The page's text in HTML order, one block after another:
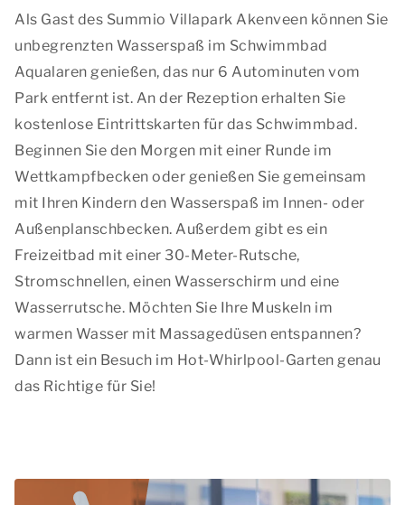
Als Gast des Summio Villapark Akenveen können Sie
unbegrenzten Wasserspaß im Schwimmbad
Aqualaren genießen, das nur 6 Autominuten vom
Park entfernt ist. An der Rezeption erhalten Sie
kostenlose Eintrittskarten für das Schwimmbad.
Beginnen Sie den Morgen mit einer Runde im
Wettkampfbecken oder genießen Sie gemeinsam
mit Ihren Kindern den Wasserspaß im Innen- oder
Außenplanschbecken. Außerdem gibt es ein
Freizeitbad mit einer 30-Meter-Rutsche,
Stromschnellen, einen Wasserschirm und eine
Wasserrutsche. Möchten Sie Ihre Muskeln im
warmen Wasser mit Massagedüsen entspannen?
Dann ist ein Besuch im Hot-Whirlpool-Garten genau
das Richtige für Sie!